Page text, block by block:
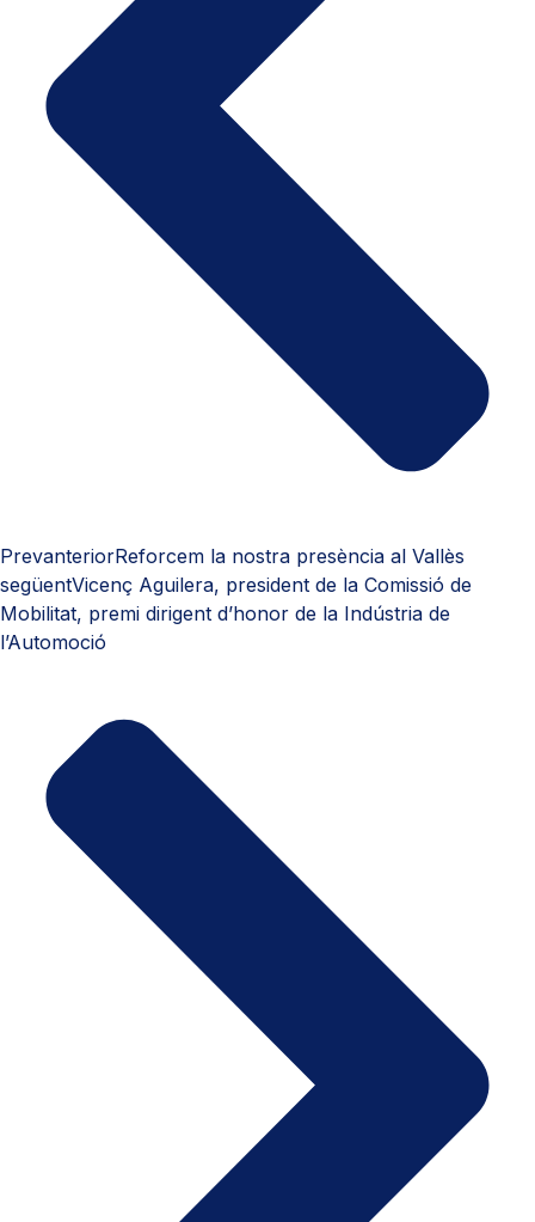
PrevanteriorReforcem la nostra presència al Vallès
següentVicenç Aguilera, president de la Comissió de
Mobilitat, premi dirigent d’honor de la Indústria de
l’Automoció